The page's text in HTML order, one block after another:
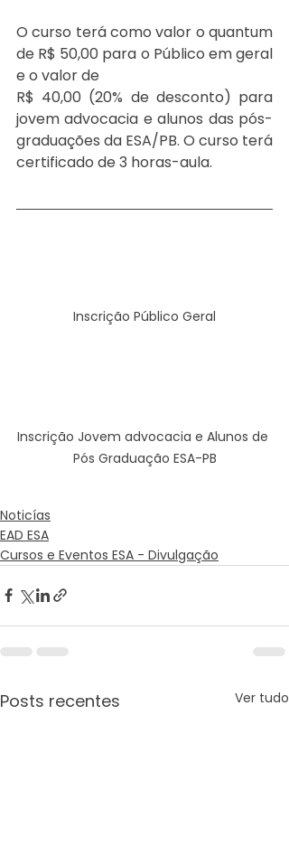
O curso terá como valor o quantum
de R$ 50,00 para o Público em geral
e o valor de
R$ 40,00 (20% de desconto) para
jovem advocacia e alunos das pós-
graduações da ESA/PB. O curso terá
certificado de 3 horas-aula.
Inscrição Público Geral
Inscrição Jovem advocacia e Alunos de
Pós Graduação ESA-PB
Noticías
EAD ESA
Cursos e Eventos ESA - Divulgação
Posts recentes Ver tudo